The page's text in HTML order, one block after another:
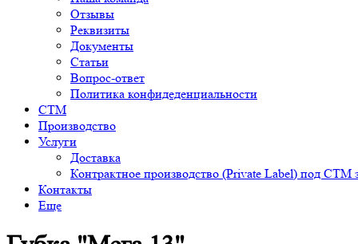
Отзывы
Реквизиты
Документы
Статьи
Вопрос-ответ
Политика конфидеденциальности
СТМ
Производство
Услуги
Доставка
Контрактное производство (Private Label) под СТМ
Контакты
Еще